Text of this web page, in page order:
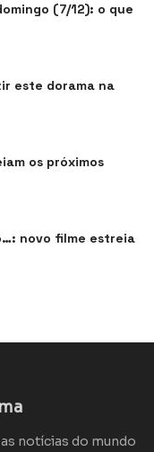
(7/12): o que
este dorama na
os próximos
novo filme estreia
notícias do mundo